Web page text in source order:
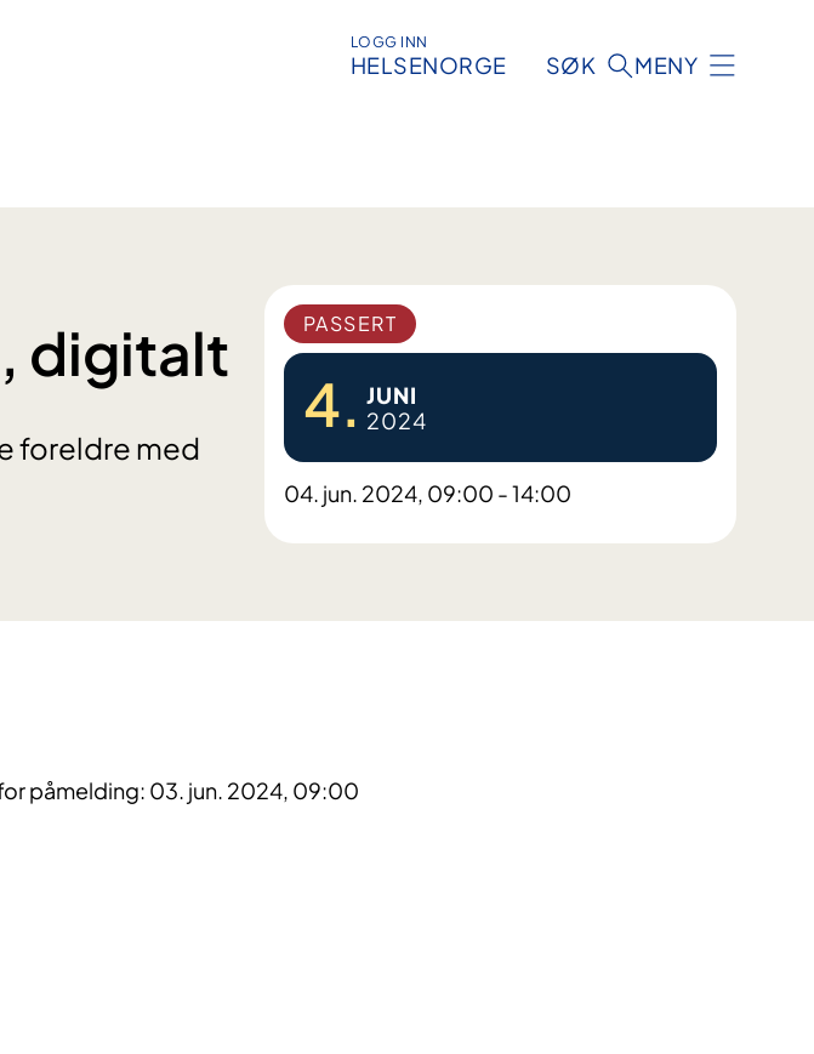
LOGG INN
HELSENORGE SØK MENY
digitalt
foreldre med
PASSERT
4. JUNI
2024
04. jun. 2024, 09:00 - 14:00
påmelding: 03. jun. 2024, 09:00